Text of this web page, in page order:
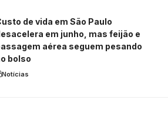
de vida em São Paulo
em junho, mas feijão e
aérea seguem pesando
bolso
Notícias